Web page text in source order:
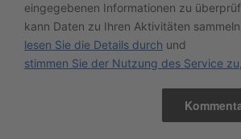
eingegebenen Informationen zu
kann Daten zu Ihren Aktivitäten
lesen Sie die Details durch und
stimmen Sie der Nutzung des Service zu